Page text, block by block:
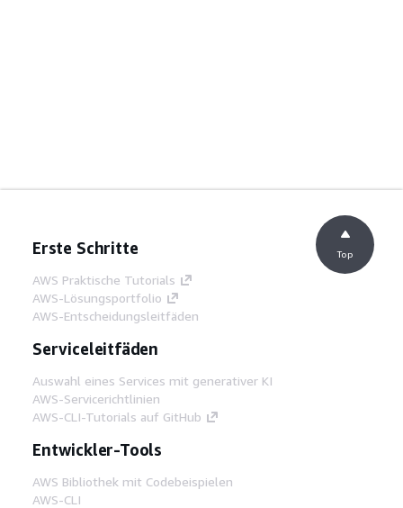
Erste Schritte
AWS Praktische Tutorials
AWS-Lösungsportfolio
AWS-Entscheidungsleitfäden
Serviceleitfäden
Auswahl eines Services mit generativer KI
AWS-Servicerichtlinien
AWS-CLI-Tutorials auf GitHub
Entwickler-Tools
AWS Bibliothek mit Codebeispielen
AWS-CLI
Top